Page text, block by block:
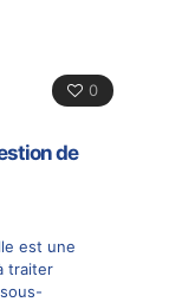
0
de
est une
traiter